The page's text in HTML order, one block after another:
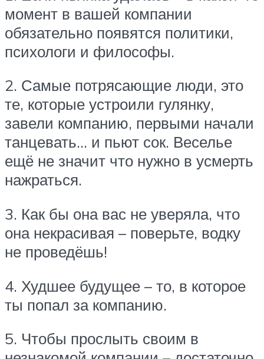
момент в вашей компании
обязательно появятся политики,
психологи и философы.
2. Самые потрясающие люди, это
те, которые устроили гулянку,
завели компанию, первыми начали
танцевать… и пьют сок. Веселье
ещё не значит что нужно в усмерть
нажраться.
3. Как бы она вас не уверяла, что
она некрасивая – поверьте, водку
не проведёшь!
4. Худшее будущее – то, в которое
ты попал за компанию.
5. Чтобы прослыть своим в